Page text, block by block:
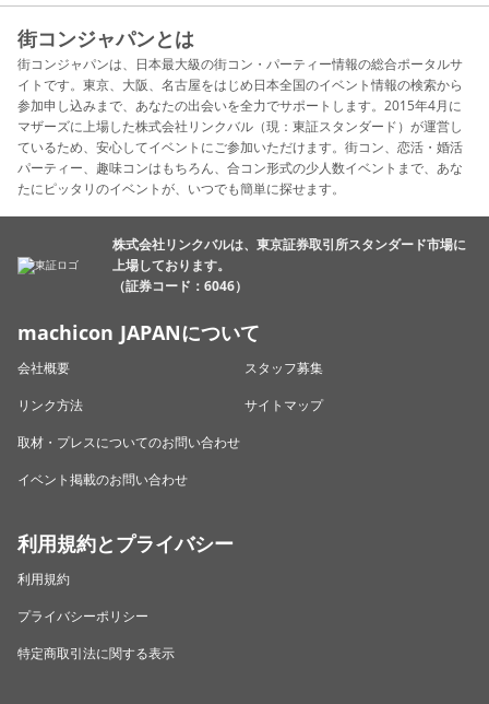
街コンジャパンとは
街コンジャパンは、日本最大級の街コン・パーティー情報の総合ポータルサ
イトです。東京、大阪、名古屋をはじめ日本全国のイベント情報の検索から
参加申し込みまで、あなたの出会いを全力でサポートします。2015年4月に
マザーズに上場した株式会社リンクバル（現：東証スタンダード）が運営し
ているため、安心してイベントにご参加いただけます。街コン、恋活・婚活
パーティー、趣味コンはもちろん、合コン形式の少人数イベントまで、あな
たにピッタリのイベントが、いつでも簡単に探せます。
株式会社リンクバルは、東京証券取引所スタンダード市場に
上場しております。
（証券コード：6046）
machicon JAPANについて
会社概要
スタッフ募集
リンク方法
サイトマップ
取材・プレスについてのお問い合わせ
イベント掲載のお問い合わせ
利用規約とプライバシー
利用規約
プライバシーポリシー
特定商取引法に関する表示